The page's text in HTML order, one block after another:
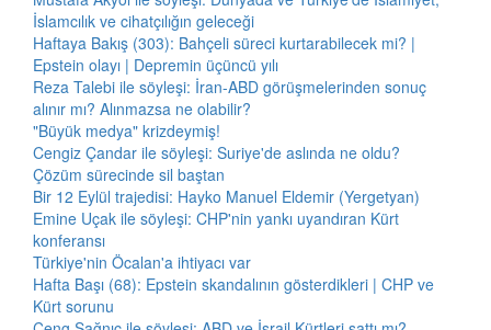
İslamcılık ve cihatçılığın geleceği
Haftaya Bakış (303): Bahçeli süreci kurtarabilecek mi? |
Epstein olayı | Depremin üçüncü yılı
Reza Talebi ile söyleşi: İran-ABD görüşmelerinden sonuç
alınır mı? Alınmazsa ne olabilir?
"Büyük medya" krizdeymiş!
Cengiz Çandar ile söyleşi: Suriye'de aslında ne oldu?
Çözüm sürecinde sil baştan
Bir 12 Eylül trajedisi: Hayko Manuel Eldemir (Yergetyan)
Emine Uçak ile söyleşi: CHP'nin yankı uyandıran Kürt
konferansı
Türkiye'nin Öcalan'a ihtiyacı var
Hafta Başı (68): Epstein skandalının gösterdikleri | CHP ve
Kürt sorunu